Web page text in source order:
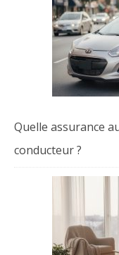
Quelle assurance
conducteur ?